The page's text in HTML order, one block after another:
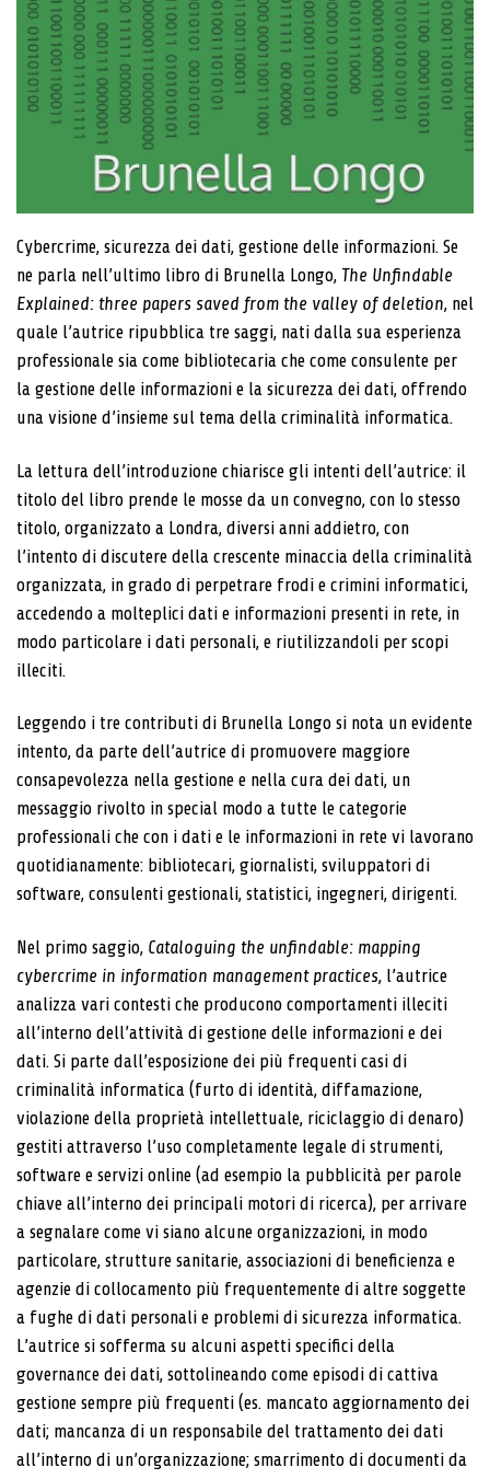
Cybercrime, sicurezza dei dati, gestione delle informazioni. Se
ne parla nell’ultimo libro di Brunella Longo, The Unfindable
Explained: three papers saved from the valley of deletion, nel
quale l’autrice ripubblica tre saggi, nati dalla sua esperienza
professionale sia come bibliotecaria che come consulente per
la gestione delle informazioni e la sicurezza dei dati, offrendo
una visione d’insieme sul tema della criminalità informatica.
La lettura dell’introduzione chiarisce gli intenti dell’autrice: il
titolo del libro prende le mosse da un convegno, con lo stesso
titolo, organizzato a Londra, diversi anni addietro, con
l’intento di discutere della crescente minaccia della criminalità
organizzata, in grado di perpetrare frodi e crimini informatici,
accedendo a molteplici dati e informazioni presenti in rete, in
modo particolare i dati personali, e riutilizzandoli per scopi
illeciti.
Leggendo i tre contributi di Brunella Longo si nota un evidente
intento, da parte dell’autrice di promuovere maggiore
consapevolezza nella gestione e nella cura dei dati, un
messaggio rivolto in special modo a tutte le categorie
professionali che con i dati e le informazioni in rete vi lavorano
quotidianamente: bibliotecari, giornalisti, sviluppatori di
software, consulenti gestionali, statistici, ingegneri, dirigenti.
Nel primo saggio, Cataloguing the unfindable: mapping
cybercrime in information management practices, l’autrice
analizza vari contesti che producono comportamenti illeciti
all’interno dell’attività di gestione delle informazioni e dei
dati. Si parte dall’esposizione dei più frequenti casi di
criminalità informatica (furto di identità, diffamazione,
violazione della proprietà intellettuale, riciclaggio di denaro)
gestiti attraverso l’uso completamente legale di strumenti,
software e servizi online (ad esempio la pubblicità per parole
chiave all’interno dei principali motori di ricerca), per arrivare
a segnalare come vi siano alcune organizzazioni, in modo
particolare, strutture sanitarie, associazioni di beneficienza e
agenzie di collocamento più frequentemente di altre soggette
a fughe di dati personali e problemi di sicurezza informatica.
L’autrice si sofferma su alcuni aspetti specifici della
governance dei dati, sottolineando come episodi di cattiva
gestione sempre più frequenti (es. mancato aggiornamento dei
dati; mancanza di un responsabile del trattamento dei dati
all’interno di un’organizzazione; smarrimento di documenti da